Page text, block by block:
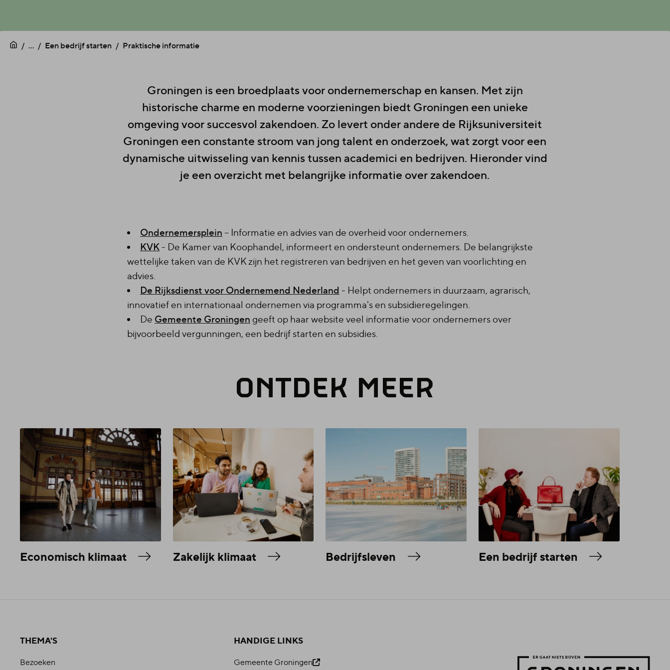
... Een bedrijf starten Praktische informatie
Groningen is een broedplaats voor ondernemerschap en kansen. Met zijn
historische charme en moderne voorzieningen biedt Groningen een unieke
omgeving voor succesvol zakendoen. Zo levert onder andere de Rijksuniversiteit
Groningen een constante stroom van jong talent en onderzoek, wat zorgt voor een
dynamische uitwisseling van kennis tussen academici en bedrijven. Hieronder vind
je een overzicht met belangrijke informatie over zakendoen.
Ondernemersplein – Informatie en advies van de overheid voor ondernemers.
KVK- De Kamer van Koophandel, informeert en ondersteunt ondernemers. De belangrijkste
wettelijke taken van de KVK zijn het registreren van bedrijven en het geven van voorlichting en
advies.
De Rijksdienst voor Ondernemend Nederland - Helpt ondernemers in duurzaam, agrarisch,
innovatief en internationaal ondernemen via programma's en subsidieregelingen.
De Gemeente Groningen geeft op haar website veel informatie voor ondernemers over
bijvoorbeeld vergunningen, een bedrijf starten en subsidies.
ONT­DEK MEER
Economisch klimaat Zakelijk klimaat Bedrijfsleven Een bedrijf starten
THEMA'S
Bezoeken
HANDIGE LINKS
Gemeente Groningen